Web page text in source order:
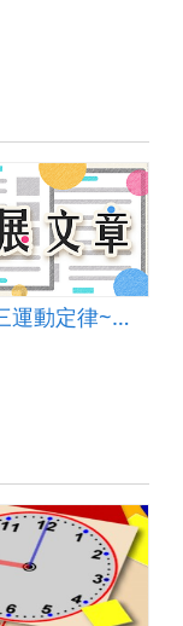
牛頓第三運動定律~理論與實作